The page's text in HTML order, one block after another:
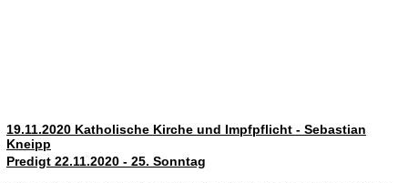
19.11.2020 Katholische Kirche und Impfpflicht - Sebastian
Kneipp
Predigt 22.11.2020 - 25. Sonntag